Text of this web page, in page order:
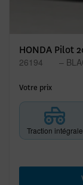
HONDA Pilot
26194 –
Votre prix
Traction intégrale